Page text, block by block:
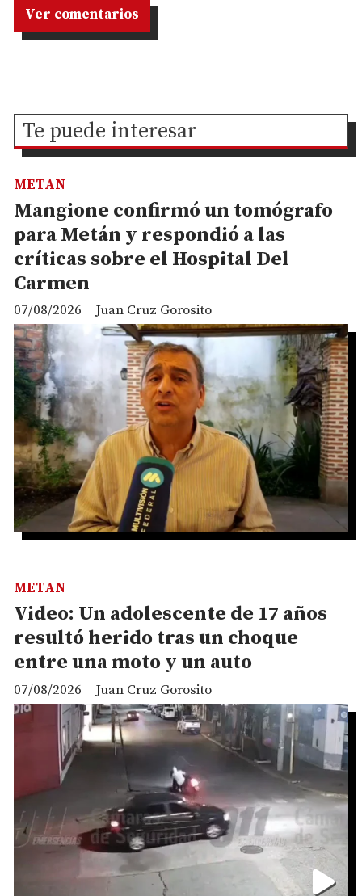
Ver comentarios
Te puede interesar
Mangione confirmó un tomógrafo
para Metán y respondió a las
críticas sobre el Hospital Del
Carmen
Juan Cruz Gorosito
METAN
07/08/2026
Video: Un adolescente de 17 años
resultó herido tras un choque
entre una moto y un auto
Juan Cruz Gorosito
METAN
07/08/2026